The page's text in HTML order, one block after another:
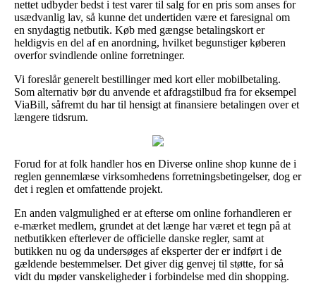
nettet udbyder bedst i test varer til salg for en pris som anses for
usædvanlig lav, så kunne det undertiden være et faresignal om
en snydagtig netbutik. Køb med gængse betalingskort er
heldigvis en del af en anordning, hvilket begunstiger køberen
overfor svindlende online forretninger.
Vi foreslår generelt bestillinger med kort eller mobilbetaling.
Som alternativ bør du anvende et afdragstilbud fra for eksempel
ViaBill, såfremt du har til hensigt at finansiere betalingen over et
længere tidsrum.
Forud for at folk handler hos en Diverse online shop kunne de i
reglen gennemlæse virksomhedens forretningsbetingelser, dog er
det i reglen et omfattende projekt.
En anden valgmulighed er at efterse om online forhandleren er
e-mærket medlem, grundet at det længe har været et tegn på at
netbutikken efterlever de officielle danske regler, samt at
butikken nu og da undersøges af eksperter der er indført i de
gældende bestemmelser. Det giver dig genvej til støtte, for så
vidt du møder vanskeligheder i forbindelse med din shopping.